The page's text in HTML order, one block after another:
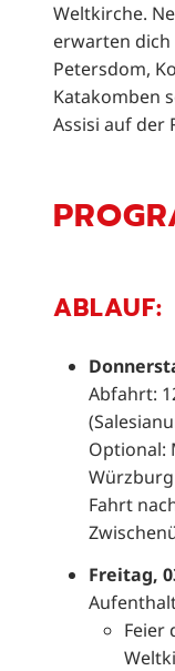
Weltkirche.
erwarten
Petersdom,
Katakomben
Assisi auf der
ABLAUF:
Abfahrt:
Optional:
Fahrt
Freitag,
Feier